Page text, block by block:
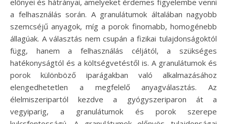
a felhasználás során. A granulátumok általában nagyobb
szemcséjű anyagok, míg a porok finomabb, homogénebb
állagúak. A választás nem csupán a fizikai tulajdonságoktól
függ, hanem a felhasználás céljától, a szükséges
hatékonyságtól és a költségvetéstől is. A granulátumok és
porok különböző iparágakban való alkalmazásához
elengedhetetlen a megfelelő anyagválasztás. Az
élelmiszeripartól kezdve a gyógyszeriparon át a
vegyiparig, a granulátumok és porok szerepe